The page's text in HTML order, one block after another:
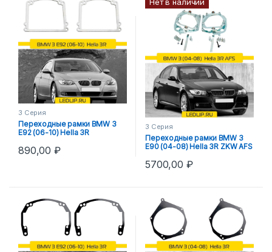
3 Серия
Переходные рамки BMW 3
Е92 (06-10) Hella 3R
890,00₽
Нет в наличии
3 Серия
Переходные рамки BMW 3
E90 (04-08) Hella 3R ZKW AFS
5700,00 ₽